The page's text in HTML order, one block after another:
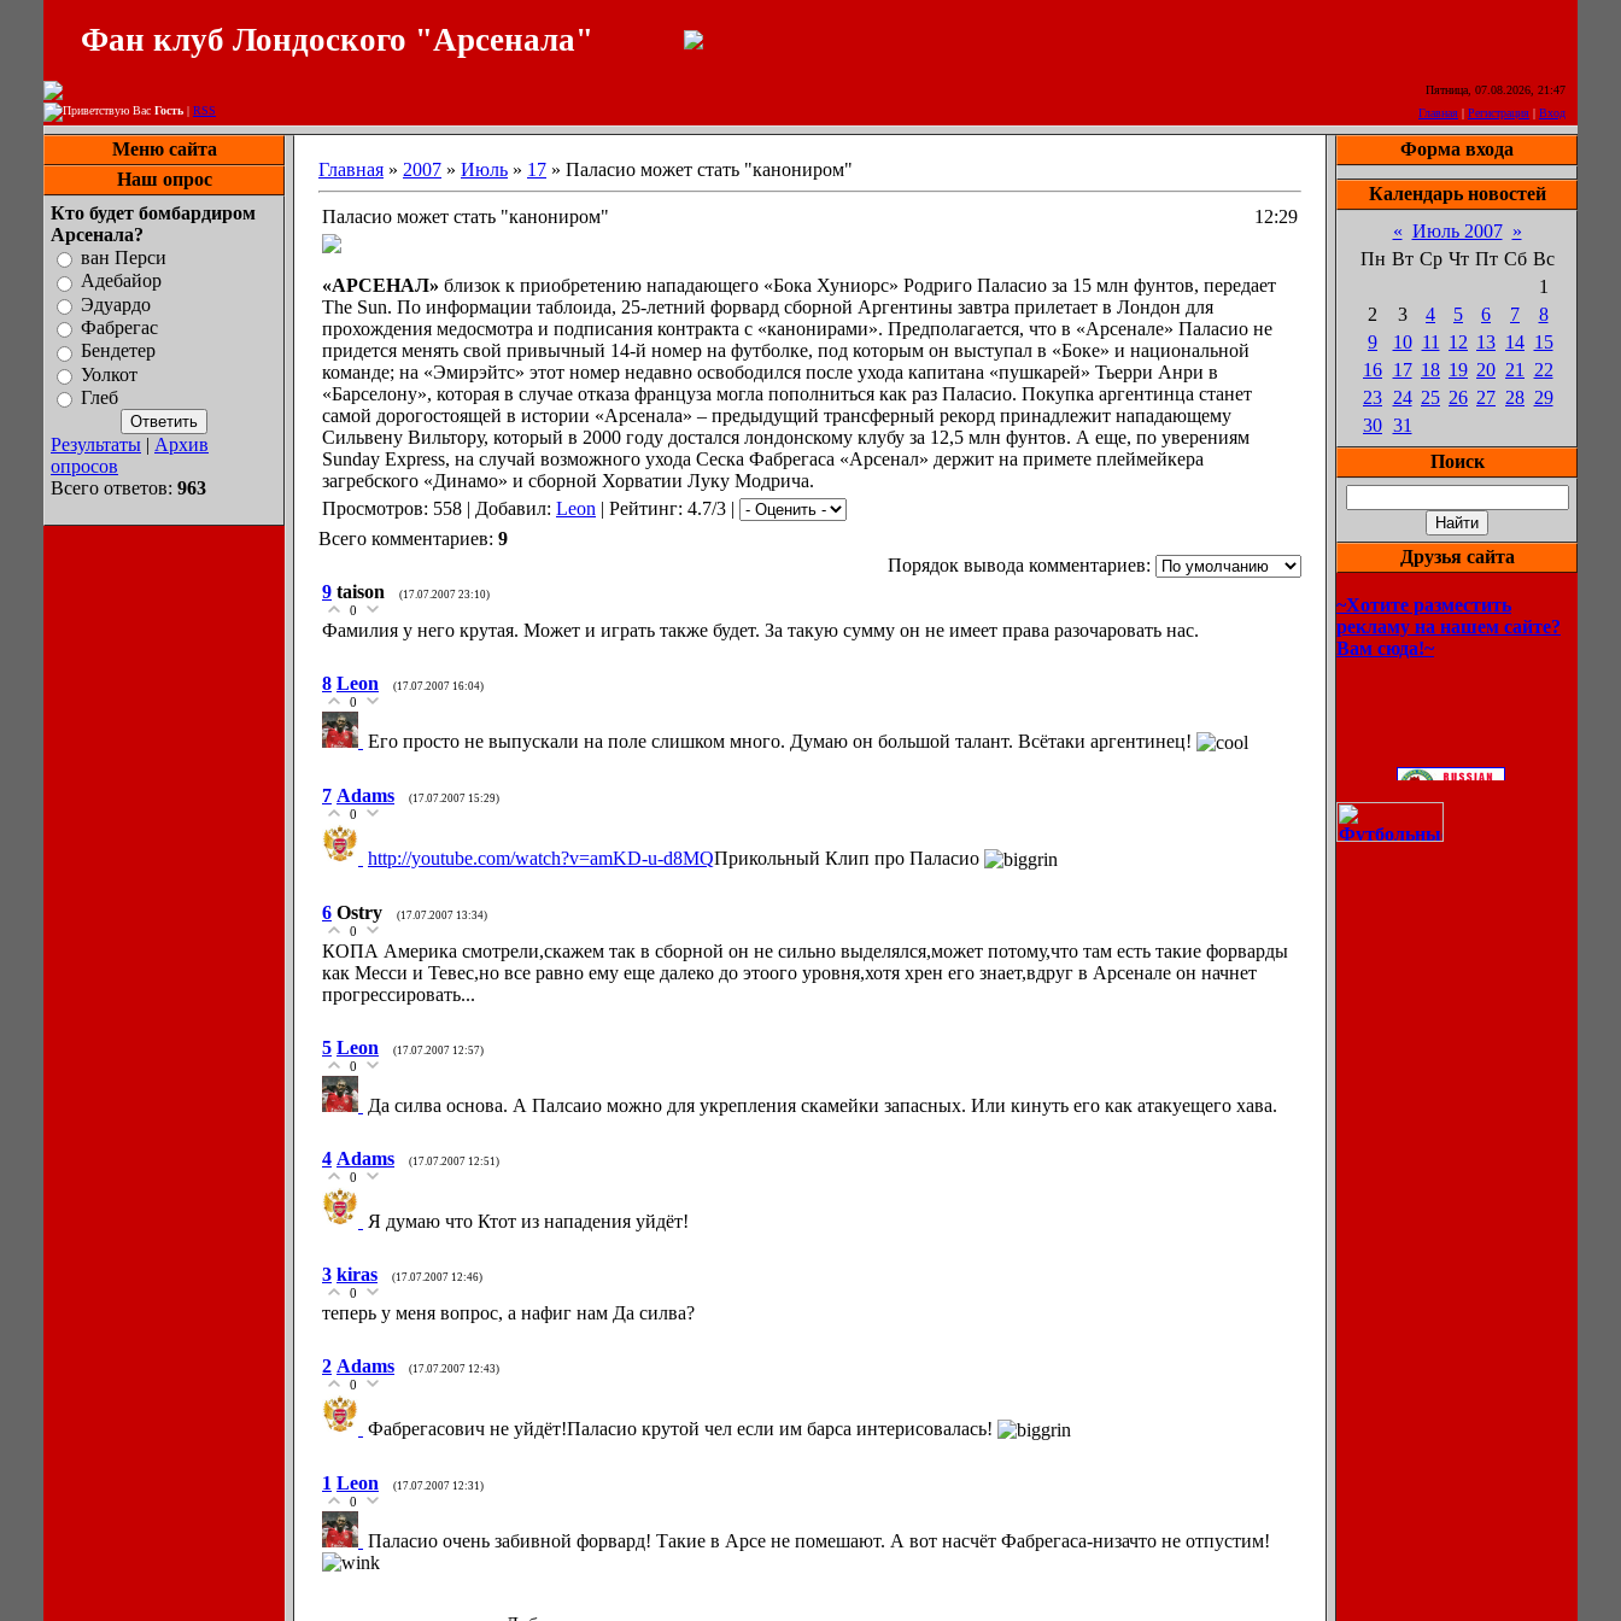
Фан клуб Лондоского "Арсенала"
Пятница, 07.08.2026, 21:47
Приветствую Вас Гость | RSS Главная | Регистрация | Вход
Меню сайта
Наш опрос
Кто будет бомбардиром
Арсенала?
ван Перси
Адебайор
Эдуардо
Фабрегас
Бендетер
Уолкот
Глеб
Результаты | Архив
опросов
Всего ответов: 963
Главная » 2007 » Июль » 17 » Паласио может стать "канониром"
Паласио может стать "канониром" 12:29
«АРСЕНАЛ» близок к приобретению нападающего «Бока Хуниорс» Родриго Паласио за 15 млн фунтов, передает
The Sun. По информации таблоида, 25-летний форвард сборной Аргентины завтра прилетает в Лондон для
прохождения медосмотра и подписания контракта с «канонирами». Предполагается, что в «Арсенале» Паласио не
придется менять свой привычный 14-й номер на футболке, под которым он выступал в «Боке» и национальной
команде; на «Эмирэйтс» этот номер недавно освободился после ухода капитана «пушкарей» Тьерри Анри в
«Барселону», которая в случае отказа француза могла пополниться как раз Паласио. Покупка аргентинца станет
самой дорогостоящей в истории «Арсенала» – предыдущий трансферный рекорд принадлежит нападающему
Сильвену Вильтору, который в 2000 году достался лондонскому клубу за 12,5 млн фунтов. А еще, по уверениям
Sunday Express, на случай возможного ухода Сеска Фабрегаса «Арсенал» держит на примете плеймейкера
загребского «Динамо» и сборной Хорватии Луку Модрича.
Просмотров: 558 | Добавил: Leon | Рейтинг: 4.7/3 |
Всего комментариев: 9
Порядок вывода комментариев:
9 taison (17.07.2007 23:10)
0
Фамилия у него крутая. Может и играть также будет. За такую сумму он не имеет права разочаровать нас.
8 Leon (17.07.2007 16:04)
0
Его просто не выпускали на поле слишком много. Думаю он большой талант. Всётаки аргентинец!
7 Adams (17.07.2007 15:29)
0
http://youtube.com/watch?v=amKD-u-d8MQПрикольный Клип про Паласио
6 Ostry (17.07.2007 13:34)
0
КОПА Америка смотрели,скажем так в сборной он не сильно выделялся,может потому,что там есть такие форварды
как Месси и Тевес,но все равно ему еще далеко до этоого уровня,хотя хрен его знает,вдруг в Арсенале он начнет
прогрессировать...
5 Leon (17.07.2007 12:57)
0
Да силва основа. А Палсаио можно для укрепления скамейки запасных. Или кинуть его как атакуещего хава.
4 Adams (17.07.2007 12:51)
0
Я думаю что Ктот из нападения уйдёт!
3 kiras (17.07.2007 12:46)
0
теперь у меня вопрос, а нафиг нам Да силва?
2 Adams (17.07.2007 12:43)
0
Фабрегасович не уйдёт!Паласио крутой чел если им барса интерисовалась!
1 Leon (17.07.2007 12:31)
0
Паласио очень забивной форвард! Такие в Арсе не помешают. А вот насчёт Фабрегаса-низачто не отпустим!
Форма входа
Календарь новостей
« Июль 2007 »
Пн Вт Ср Чт Пт Сб Вс
1
2
3 4 5 6 7
8
9
10 11 12 13 14 15
16 17 18 19 20 21
22
23 24 25 26 27 28 29
30 31
Поиск
Друзья сайта
~Хотите разместить
рекламу на нашем сайте?
Вам сюда!~